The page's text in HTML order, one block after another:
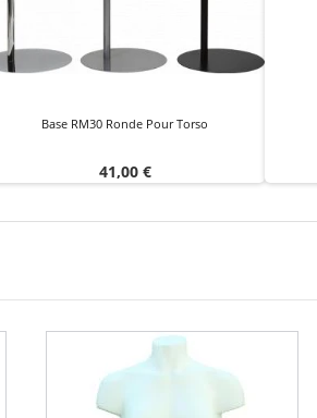
Base RM30 Ronde Pour Torso
Prix
41,00 €